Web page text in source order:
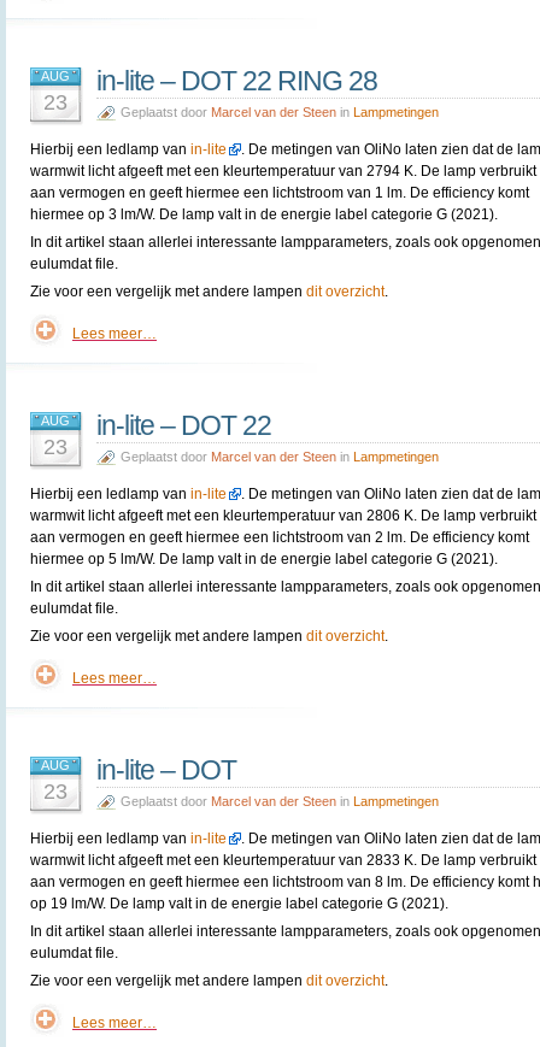
AUG
23
in-lite – DOT 22 RING 28
Geplaatst door Marcel van der Steen in Lampmetingen
Hierbij een ledlamp van in-lite
. De metingen van OliNo laten zien dat de
warmwit licht afgeeft met een kleurtemperatuur van 2794 K. De lamp verbruikt
aan vermogen en geeft hiermee een lichtstroom van 1 lm. De efficiency komt
hiermee op 3 lm/W. De lamp valt in de energie label categorie G (2021).
In dit artikel staan allerlei interessante lampparameters, zoals ook
eulumdat file.
Zie voor een vergelijk met andere lampen dit overzicht.
Lees meer…
AUG
23
in-lite – DOT 22
Geplaatst door Marcel van der Steen in Lampmetingen
Hierbij een ledlamp van in-lite
. De metingen van OliNo laten zien dat de
warmwit licht afgeeft met een kleurtemperatuur van 2806 K. De lamp verbruikt
aan vermogen en geeft hiermee een lichtstroom van 2 lm. De efficiency komt
hiermee op 5 lm/W. De lamp valt in de energie label categorie G (2021).
In dit artikel staan allerlei interessante lampparameters, zoals ook
eulumdat file.
Zie voor een vergelijk met andere lampen dit overzicht.
Lees meer…
AUG
23
in-lite – DOT
Geplaatst door Marcel van der Steen in Lampmetingen
Hierbij een ledlamp van in-lite
. De metingen van OliNo laten zien dat de
warmwit licht afgeeft met een kleurtemperatuur van 2833 K. De lamp verbruikt
aan vermogen en geeft hiermee een lichtstroom van 8 lm. De efficiency komt
op 19 lm/W. De lamp valt in de energie label categorie G (2021).
In dit artikel staan allerlei interessante lampparameters, zoals ook
eulumdat file.
Zie voor een vergelijk met andere lampen dit overzicht.
Lees meer…